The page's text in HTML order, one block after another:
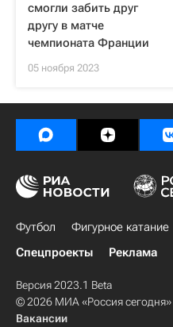
смогли забить друг
другу в матче
чемпионата Франции
05 ноября 2023
Футбол Фигурное катание
Спецпроекты
Реклама
Версия 2023.1 Beta
© 2026 МИА «Россия сегодня»
Вакансии